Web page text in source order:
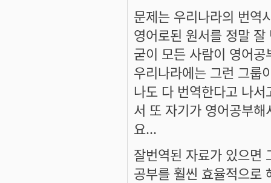
문제는 우리나라의 번역
영어로된 원서를 정말
굳이 모든 사람이 영어
우리나라에는 그런 그룹
나도 다 번역한다고 나
서 또 자기가 영어공부
요...
잘번역된 자료가 있으면
공부를 훨씬 효율적으로